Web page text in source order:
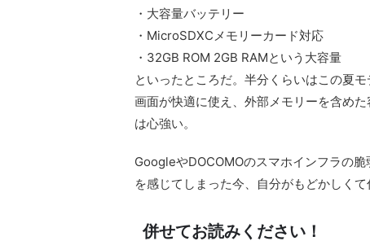
・大容量バッテリー
・MicroSDXCメモリーカード対応
・32GB ROM 2GB RAMという大容量
といったところだ。半分くらいはこの夏
画面が快適に使え、外部メモリーを含め
は心強い。
GoogleやDOCOMOのスマホインフラの
を感じてしまった今、自分がもどかしくて
併せてお読みください！